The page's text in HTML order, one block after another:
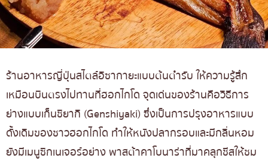
ร้านอาหารญี่ปุ่นสไตล์อิซากายะแบบต้นตำรับ ให้ความรู้สึก
เหมือนบินตรงไปทานที่ฮอกไกโด จุดเด่นของร้านคือวิธีการ
ย่างแบบเก็นชิยากิ (Genshiyaki) ซึ่งเป็นการปรุงอาหารแบบ
ดั้งเดิมของชาวฮอกไกโด ทำให้หนังปลากรอบและมีกลิ่นหอม
ยังมีเมนูซิกเนเจอร์อย่าง พาสต้าคาโบนาร่าที่มาคลุกชีสให้ชม